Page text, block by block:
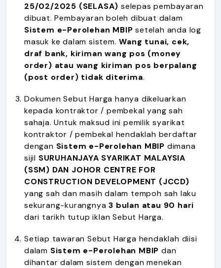
25/02/2025 (SELASA) selepas pembayaran
dibuat. Pembayaran boleh dibuat dalam
Sistem e-Perolehan MBIP setelah anda log
masuk ke dalam sistem.Wang tunai, cek,
draf bank, kiriman wang pos (money
order) atau wang kiriman pos berpalang
(post order) tidak diterima.
Dokumen Sebut Harga hanya dikeluarkan
kepada kontraktor / pembekal yang sah
sahaja. Untuk maksud ini pemilik syarikat
kontraktor / pembekal hendaklah berdaftar
dengan Sistem e-Perolehan MBIP dimana
sijil SURUHANJAYA SYARIKAT MALAYSIA
(SSM) DAN JOHOR CENTRE FOR
CONSTRUCTION DEVELOPMENT (JCCD)
yang sah dan masih dalam tempoh sah laku
sekurang-kurangnya3 bulan atau 90 hari
dari tarikh tutup iklan Sebut Harga.
Setiap tawaran Sebut Harga hendaklah diisi
dalam Sistem e-Perolehan MBIP dan
dihantar dalam sistem dengan menekan